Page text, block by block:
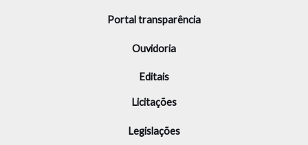
Portal transparência
Ouvidoria
Editais
Licitações
Legislações